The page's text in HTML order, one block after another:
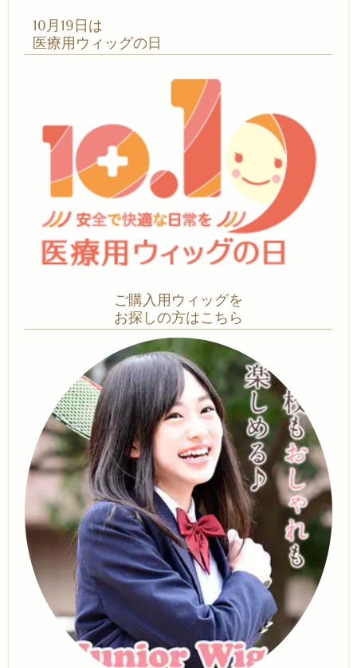
10月19日は
医療用ウィッグの日
ご購入用ウィッグを
お探しの方はこちら